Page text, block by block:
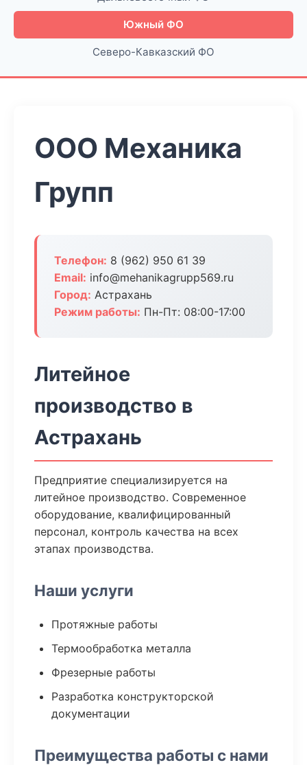
Южный ФО
Северо-Кавказский ФО
ООО Механика
Групп
Телефон: 8 (962) 950 61 39
Email: info@mehanikagrupp569.ru
Город: Астрахань
Режим работы: Пн-Пт: 08:00-17:00
Литейное
производство в
Астрахань
Предприятие специализируется на
литейное производство. Современное
оборудование, квалифицированный
персонал, контроль качества на всех
этапах производства.
Наши услуги
Протяжные работы
Термообработка металла
Фрезерные работы
Разработка конструкторской
документации
Преимущества работы с нами